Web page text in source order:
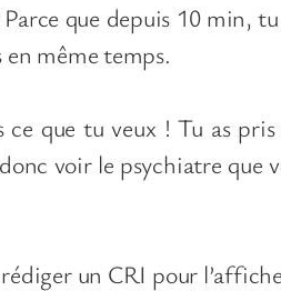
que depuis 10 min,
même temps.
que tu veux ! Tu as
voir le psychiatre que
un CRI pour